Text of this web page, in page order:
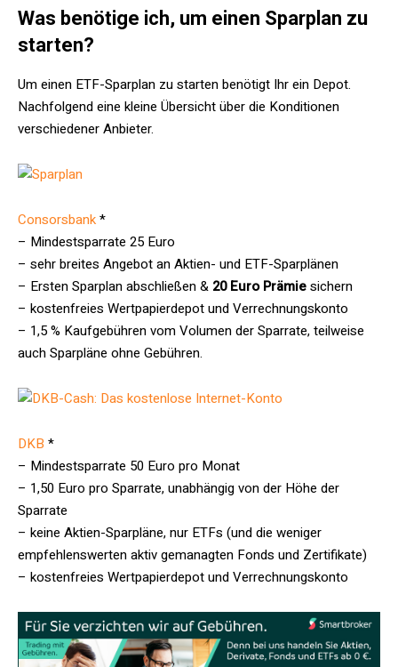
Was benötige ich, um einen Sparplan zu
starten?
Um einen ETF-Sparplan zu starten benötigt Ihr ein Depot.
Nachfolgend eine kleine Übersicht über die Konditionen
verschiedener Anbieter.
Consorsbank*
– Mindestsparrate 25 Euro
– sehr breites Angebot an Aktien- und ETF-Sparplänen
– Ersten Sparplan abschließen & 20 Euro Prämiesichern
– kostenfreies Wertpapierdepot und Verrechnungskonto
– 1,5 % Kaufgebühren vom Volumen der Sparrate, teilweise
auch Sparpläne ohne Gebühren.
DKB *
– Mindestsparrate 50 Euro pro Monat
– 1,50 Euro pro Sparrate, unabhängig von der Höhe der
Sparrate
– keine Aktien-Sparpläne, nur ETFs (und die weniger
empfehlenswerten aktiv gemanagten Fonds und Zertifikate)
– kostenfreies Wertpapierdepot und Verrechnungskonto